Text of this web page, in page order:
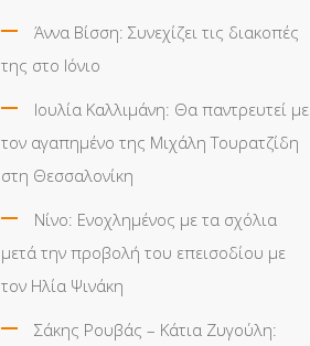
Άννα Βίσση: Συνεχίζει τις διακοπές
της στο Ιόνιο
Ιουλία Καλλιμάνη: Θα παντρευτεί με
τον αγαπημένο της Μιχάλη Τουρατζίδη
στη Θεσσαλονίκη
Νίνο: Ενοχλημένος με τα σχόλια
μετά την προβολή του επεισοδίου με
τον Ηλία Ψινάκη
Σάκης Ρουβάς – Κάτια Ζυγούλη: